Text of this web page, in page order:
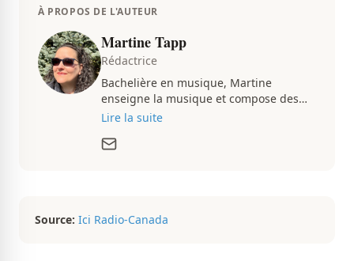
À PROPOS DE L'AUTEUR
Martine Tapp
Rédactrice
Bachelière en musique, Martine
enseigne la musique et compose des
pièces musicales pendant ses temps
d’aménagement intérieur, elle suit de
Lire la suite
Source: Ici Radio-Canada